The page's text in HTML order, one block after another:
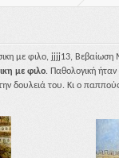
με φιλο, jjjj13, Βεβαίωση
με φιλο. Παθολογική
δουλειά του. Κι ο